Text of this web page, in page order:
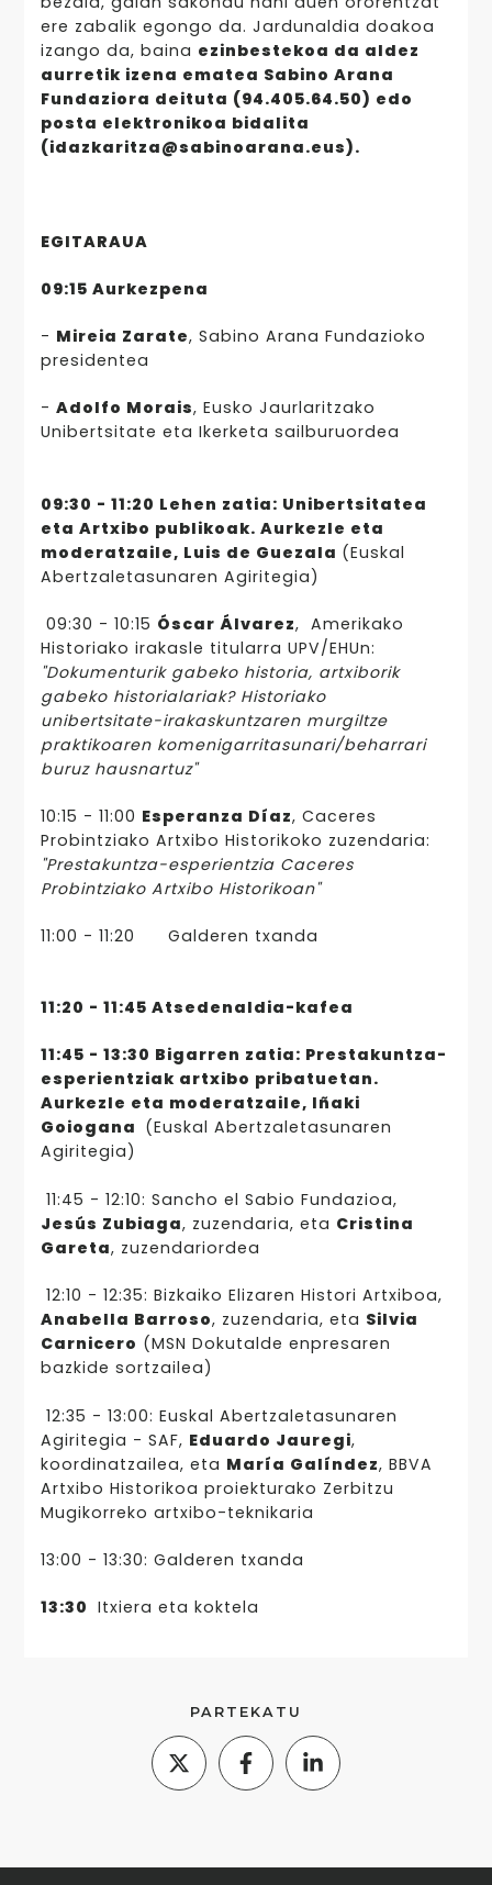
ere zabalik egongo da. Jardunaldia doakoa
izango da, baina ezinbestekoa da aldez
aurretik izena ematea Sabino Arana
Fundaziora deituta (94.405.64.50) edo
posta elektronikoa bidalita
(idazkaritza@sabinoarana.eus).
EGITARAUA
09:15 Aurkezpena
- Mireia Zarate, Sabino Arana Fundazioko
presidentea
- Adolfo Morais, Eusko Jaurlaritzako
Unibertsitate eta Ikerketa sailburuordea
09:30 - 11:20 Lehen zatia: Unibertsitatea
eta Artxibo publikoak. Aurkezle eta
moderatzaile, Luis de Guezala (Euskal
Abertzaletasunaren Agiritegia)
09:30 - 10:15 Óscar Álvarez, Amerikako
Historiako irakasle titularra UPV/EHUn:
"Dokumenturik gabeko historia, artxiborik
gabeko historialariak? Historiako
unibertsitate-irakaskuntzaren murgiltze
praktikoaren komenigarritasunari/beharrari
buruz hausnartuz"
10:15 - 11:00 Esperanza Díaz, Caceres
Probintziako Artxibo Historikoko zuzendaria:
"Prestakuntza-esperientzia Caceres
Probintziako Artxibo Historikoan"
11:00 - 11:20 Galderen txanda
11:20 - 11:45 Atsedenaldia-kafea
11:45 - 13:30 Bigarren zatia: Prestakuntza-
esperientziak artxibo pribatuetan.
Aurkezle eta moderatzaile, Iñaki
Goiogana (Euskal Abertzaletasunaren
Agiritegia)
11:45 - 12:10: Sancho el Sabio Fundazioa,
Jesús Zubiaga, zuzendaria, eta Cristina
Gareta, zuzendariordea
12:10 - 12:35: Bizkaiko Elizaren Histori Artxiboa,
Anabella Barroso, zuzendaria, eta Silvia
Carnicero (MSN Dokutalde enpresaren
bazkide sortzailea)
12:35 - 13:00: Euskal Abertzaletasunaren
Agiritegia - SAF, Eduardo Jauregi,
koordinatzailea, eta María Galíndez, BBVA
Artxibo Historikoa proiekturako Zerbitzu
Mugikorreko artxibo-teknikaria
13:00 - 13:30: Galderen txanda
13:30 Itxiera eta koktela
PARTEKATU